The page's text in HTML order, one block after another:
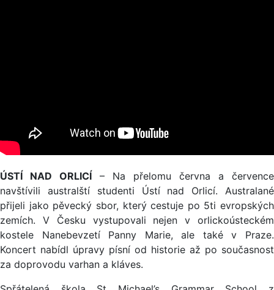
ÚSTÍ NAD ORLICÍ – Na přelomu června a července
navštívili australští studenti Ústí nad Orlicí. Australané
přijeli jako pěvecký sbor, který cestuje po 5ti evropských
zemích. V Česku vystupovali nejen v orlickoústeckém
kostele Nanebevzetí Panny Marie, ale také v Praze.
Koncert nabídl úpravy písní od historie až po současnost
za doprovodu varhan a kláves.